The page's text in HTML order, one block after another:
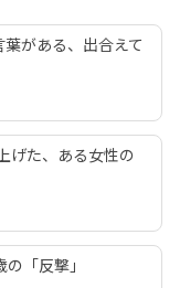
葉がある、出合えて
げた、ある女性の
「反撃」